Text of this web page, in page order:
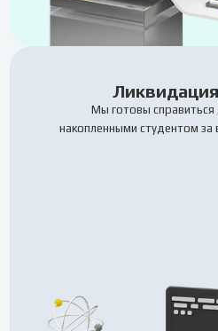
Мы готовы
накопленными студентом за